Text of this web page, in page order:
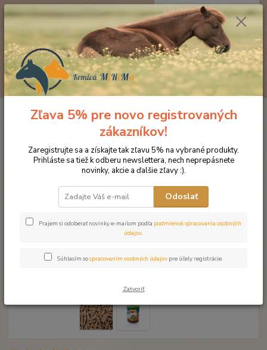
Menu
0ks
za0 €
Krmivo pre kone EGGERSMANN Minerálne krmivá
Profi
Knoblauch Plus 1kg
Profi Knoblauch Plus 1kg
Zľava 5% pre novo registrovaných
zákazníkov!
Zaregistrujte sa a získajte tak zľavu 5% na vybrané produkty.
Prihláste sa tiež k odberu newslettera, nech neprepásnete
novinky, akcie a ďalšie zľavy :).
Odoslať
Prajem si odoberať novinky e-mailom podľa podmienok spracovania osobných
údajov.
Súhlasím sospracovaním osobných údajov pre účely registrácie.
Zatvoriť